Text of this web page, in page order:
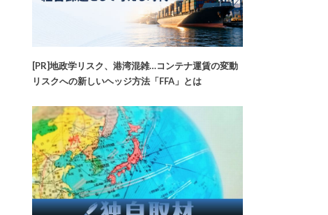
[PR]地政学リスク、港湾混雑…コンテナ運賃の変動
リスクへの新しいヘッジ方法「FFA」とは